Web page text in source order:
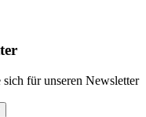
für unseren Newsletter